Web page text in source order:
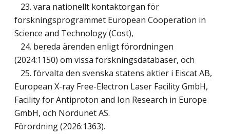
23. vara nationellt kontaktorgan för
forskningsprogrammet European Cooperation in
Science and Technology (Cost),
24. bereda ärenden enligt förordningen
(2024:1150) om vissa forskningsdatabaser, och
25. förvalta den svenska statens aktier i Eiscat AB,
European X-ray Free-Electron Laser Facility GmbH,
Facility for Antiproton and Ion Research in Europe
GmbH, och Nordunet AS.
Förordning (2026:1363).